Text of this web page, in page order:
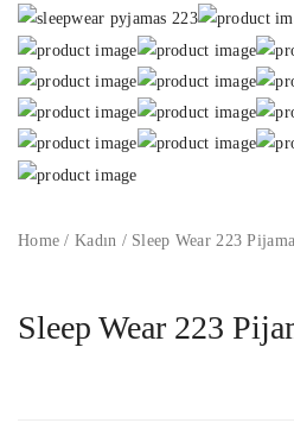
Home / Kadın /Sleep Wear 223 Pijama
Sleep Wear 223